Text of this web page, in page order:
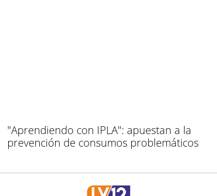
"Aprendiendo con IPLA": apuestan a la
prevención de consumos problemáticos